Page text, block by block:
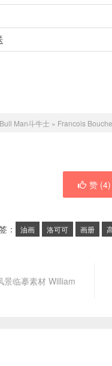
Bull Man斗牛士 » Francois
赞 (4)
： 油画 洛可可 画册
景临摹素材 William